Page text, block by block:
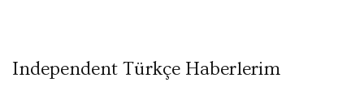
Independent Türkçe Haberlerim